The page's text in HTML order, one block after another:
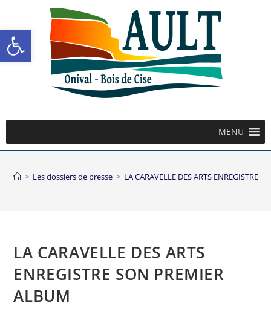
Ouvrir la barre d’outils
MENU
> Les dossiers de presse > LA CARAVELLE DES ARTS ENREGISTRE
LA CARAVELLE DES ARTS
ENREGISTRE SON PREMIER
ALBUM